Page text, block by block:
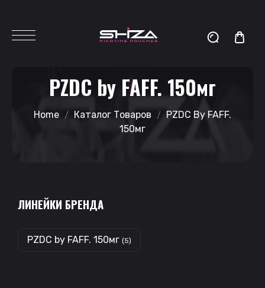
PZDC by FAFF. 150мг
Home Каталог Товаров
PZDC By FAFF.
150мг
ЛИНЕЙКИ БРЕНДА
PZDC by FAFF. 150мг (5)